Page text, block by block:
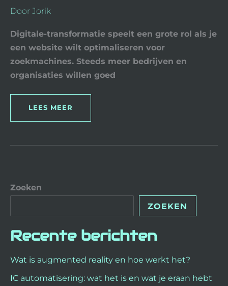
Door Jorik
Digitale-transformatie speelt een grote rol als je
een website wilt optimaliseren voor
zoekmachines. Steeds meer bedrijven en
organisaties willen goed
LEES MEER
Zoeken
ZOEKEN
Recente berichten
Wat is augmented reality en hoe werkt het?
IC automatisering: wat het is en wat je eraan hebt